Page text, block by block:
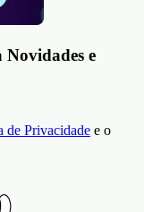
Novidades e
de Privacidade e o